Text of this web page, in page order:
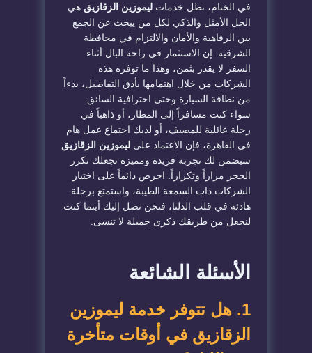
​في الختام، تظل خدمات ليموزين الزقازيق هي
الحل الأمثل والذكي لكل من يبحث عن الجمع
بين الرفاهية والأمان والالتزام في محافظة
الشرقية. إن الاستثمار في راحة البال أثناء
السفر لا يقدر بثمن، وهذا ما توفره هذه
الشركات من خلال اهتمامها بأدق التفاصيل، بدءاً
من نظافة السيارة وحتى احترافية السائق.
سواء كنت مسافراً إلى المطار، أو ذاهباً في
رحلة عائلية للمصيف، أو لديك اجتماع عمل هام
في القاهرة، فإن الاعتماد على ليموزين الزقازيق
سيضمن لك تجربة فريدة ومميزة تجعلك تكرر
الحجز مراراً وتكراراً. احرص دائماً على اختيار
الشركات ذات السمعة الطيبة، واستمتع برحلة
هادئة في قلب الدلتا، فنحن نصل إليك أينما كنت
لنجعل من طريقك ذكرى جميلة لا تنسى.
​الأسئلة الشائعة
​1. هل تتوفر خدمة ليموزين
الزقازيق في أوقات متأخرة